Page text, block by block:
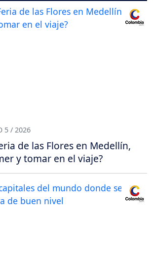
5 / 2026
de las Flores en Medellín,
y tomar en el viaje?